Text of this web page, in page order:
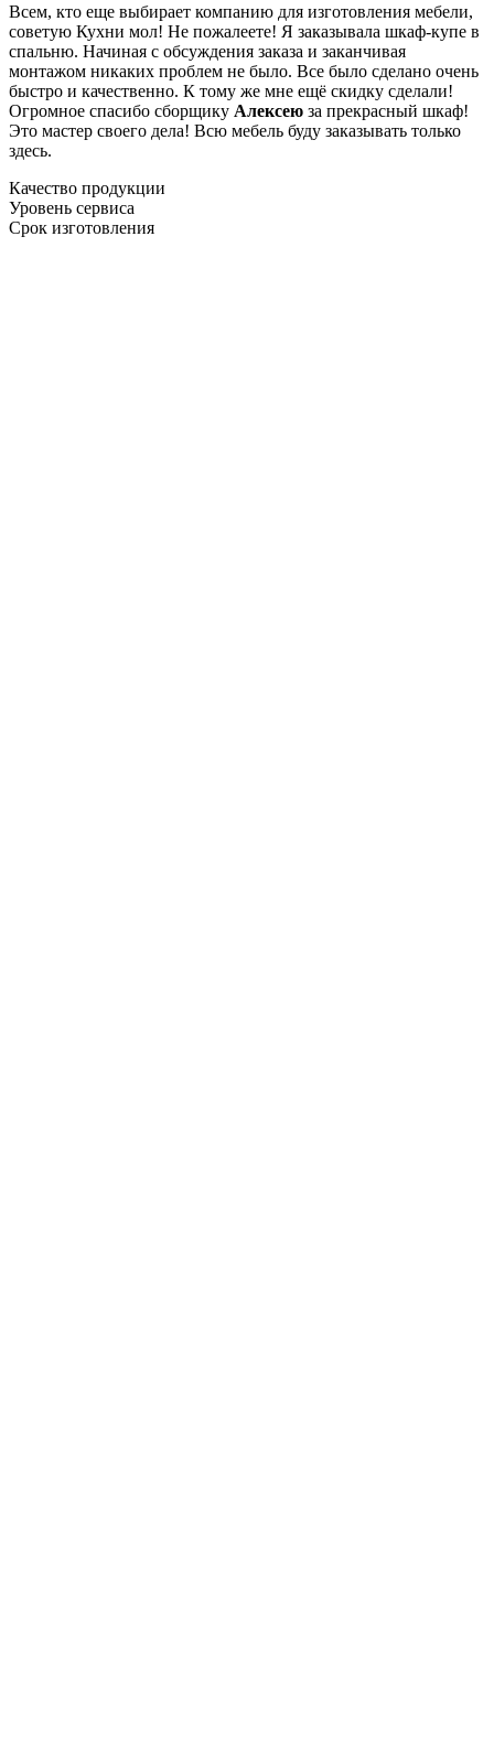
Всем, кто еще выбирает компанию для изготовления мебели,
советую Кухни мол! Не пожалеете! Я заказывала шкаф-купе в
спальню. Начиная с обсуждения заказа и заканчивая
монтажом никаких проблем не было. Все было сделано очень
быстро и качественно. К тому же мне ещё скидку сделали!
Огромное спасибо сборщику Алексею за прекрасный шкаф!
Это мастер своего дела! Всю мебель буду заказывать только
здесь.
Качество продукции
Уровень сервиса
Срок изготовления